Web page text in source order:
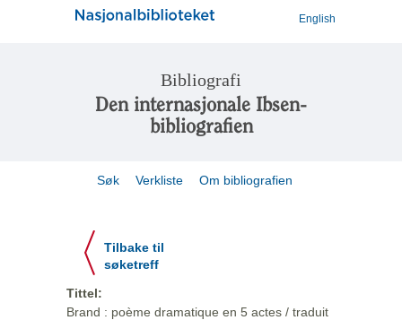
English
Bibliografi
Den internasjonale Ibsen-
bibliografien
Søk Verkliste Om bibliografien
Tilbake til
søketreff
Tittel:
Brand : poème dramatique en 5 actes / traduit